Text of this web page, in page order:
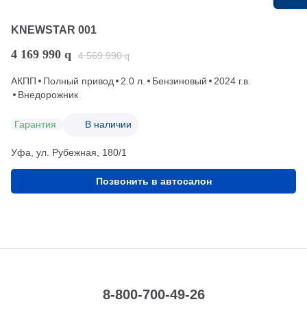
KNEWSTAR 001
4 169 990 q 4 569 990 q
АКПП Полный привод 2.0 л. Бензиновый
2024 г.в.
Внедорожник
Гарантия В наличии
Уфа, ул. Рубежная, 180/1
Позвонить в автосалон
8-800-700-49-26